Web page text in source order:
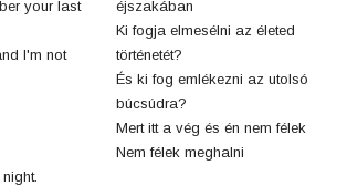
your last
I'm not
éjszakában
Ki fogja elmesélni az életed
történetét?
És ki fog emlékezni az utolsó
búcsúdra?
Mert itt a vég és én nem félek
Nem félek meghalni